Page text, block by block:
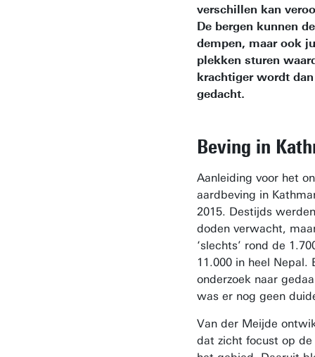
verschillen kan
De bergen kunnen
dempen, maar ook
plekken sturen
krachtiger wordt
gedacht.
Beving in
Aanleiding voor het
aardbeving in
2015. Destijds
doden verwacht,
‘slechts’ rond de
11.000 in heel
onderzoek naar
was er nog geen
Van der Meijde
dat zicht focust op